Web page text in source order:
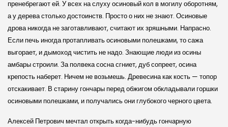
пренебрегают ей. У всех на слуху осиновый кол в могилу оборотням,
а у дерева столько достоинств. Просто о них не знают. Осиновые
дрова никогда не заготавливают, считают их зряшными. Напрасно.
Если печь иногда протапливать осиновыми полешками, то сажа
выгорает, и дымоход чистить не надо. Знающие люди из осины
амбары строили. За полвека сосна сгниет, дуб сопреет, осина
крепость наберет. Ничем не возьмешь. Древесина как кость — топор
отскакивает. В старину гончары перед обжигом обкладывали горшки
осиновыми полешками, и получались они глубокого черного цвета.
Алексей Петрович мечтал открыть когда-нибудь гончарную